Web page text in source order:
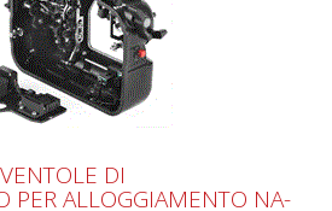
DI
PER ALLOGGIAMENTO NA-